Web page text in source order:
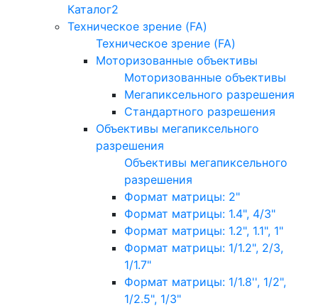
Каталог2
Техническое зрение (FA)
Техническое зрение (FA)
Моторизованные объективы
Моторизованные объективы
Мегапиксельного разрешения
Стандартного разрешения
Объективы мегапиксельного
разрешения
Объективы мегапиксельного
разрешения
Формат матрицы: 2"
Формат матрицы: 1.4", 4/3"
Формат матрицы: 1.2", 1.1", 1"
Формат матрицы: 1/1.2", 2/3,
1/1.7"
Формат матрицы: 1/1.8'', 1/2",
1/2.5", 1/3"